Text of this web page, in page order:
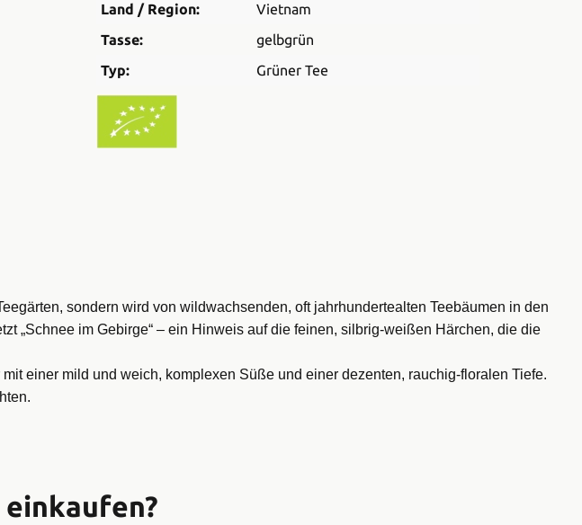
Land / Region:
Vietnam
Tasse:
gelbgrün
Typ:
Grüner Tee
sondern wird von wildwachsenden, oft jahrhundertealten Teebäumen in den
„Schnee im Gebirge“ – ein Hinweis auf die feinen, silbrig-weißen Härchen, die die
einer mild und weich, komplexen Süße und einer dezenten, rauchig-floralen Tiefe.